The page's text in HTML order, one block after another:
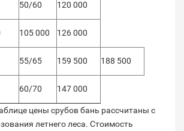
50/60 120 000
105 000 126 000
55/65 159 500 188 500
60/70 147 000
цены срубов бань рассчитаны с
летнего леса. Стоимость